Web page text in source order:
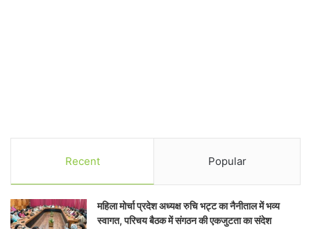
Recent Popular
महिला मोर्चा प्रदेश अध्यक्ष रुचि भट्ट का नैनीताल में भव्य
स्वागत, परिचय बैठक में संगठन की एकजुटता का संदेश